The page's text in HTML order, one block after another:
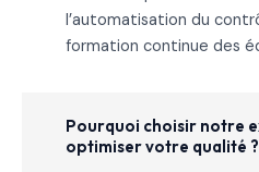
l’automatisation du
formation continue des
Pourquoi choisir notre
optimiser votre qualité ?